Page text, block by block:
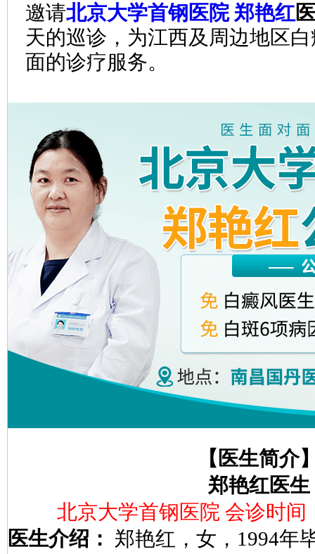
邀请北京大学首钢医院 郑艳红
天的巡诊，为江西及周边地区
面的诊疗服务。
【医生简介
郑艳红医生
北京大学首钢医院 会诊时间
医生介绍：
郑艳红，女，1994年